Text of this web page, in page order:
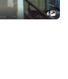
+2
6